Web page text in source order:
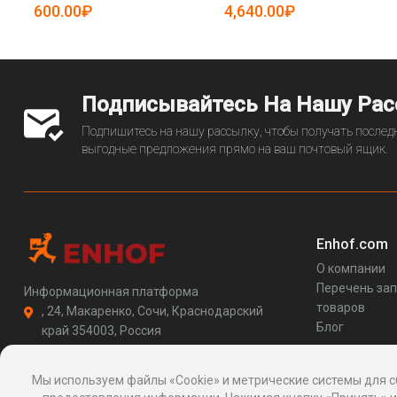
5086231)
600.00₽ 5086441)
4,640.00₽
Подписывайтесь На Нашу
Подпишитесь на нашу рассылку, чтобы получать
выгодные предложения прямо на ваш почтовый ящик.
Информационная платформа
, 24, Макаренко, Сочи, Краснодарский
край 354003, Россия
http://enhof.com
Enhof.com
О компании
Перечень
товаров
Блог
Мы используем файлы «Cookie» и метрические системы для